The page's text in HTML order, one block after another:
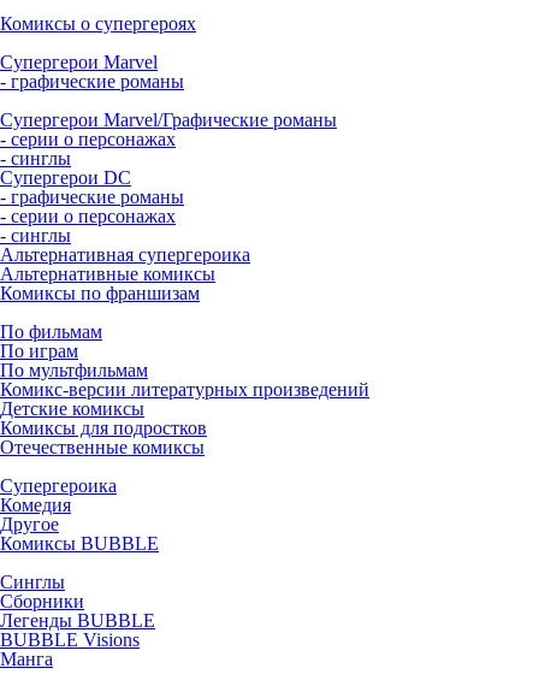
Комиксы о супергероях
Супергерои Marvel
- графические романы
Супергерои Marvel/Графические романы
- серии о персонажах
- синглы
Супергерои DC
- графические романы
- серии о персонажах
- синглы
Альтернативная супергероика
Альтернативные комиксы
Комиксы по франшизам
По фильмам
По играм
По мультфильмам
Комикс-версии литературных произведений
Детские комиксы
Комиксы для подростков
Отечественные комиксы
Супергероика
Комедия
Другое
Комиксы BUBBLE
Синглы
Сборники
Легенды BUBBLE
BUBBLE Visions
Манга